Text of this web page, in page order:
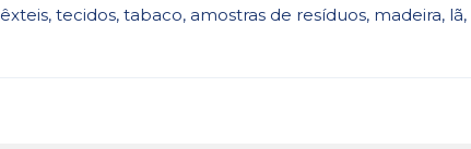
tecidos, tabaco, amostras de resíduos, madeira, lã,